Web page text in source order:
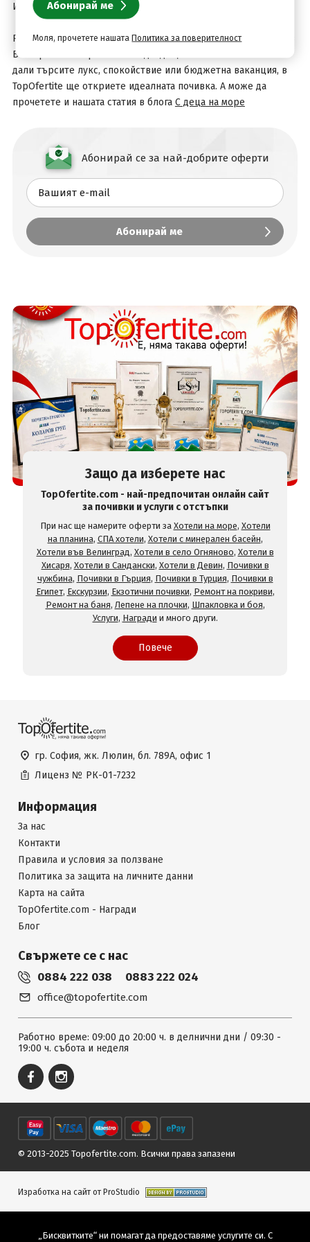
Изберете своята морска почивка сега!
Разгледайте всички актуални оферти захотели на море
България и изберете най-подходящата за вас. Независимо
дали търсите лукс, спокойствие или бюджетна ваканция, в
TopOfertite ще откриете идеалната почивка. А може да
прочетете и нашата статия в блога С деца на море
Абонирай се за най-добрите оферти
Защо да изберете нас
TopOfertite.com - най-предпочитан онлайн сайт
за почивки и услуги с отстъпки
При нас ще намерите оферти за Хотели на море, Хотели
на планина, СПА хотели, Хотели с минерален басейн,
Хотели във Велинград, Хотели в село Огняново, Хотели в
Хисаря, Хотели в Сандански, Хотели в Девин, Почивки в
чужбина, Почивки в Гърция, Почивки в Турция, Почивки в
Египет, Екскурзии, Екзотични почивки, Ремонт на покриви,
Ремонт на баня, Лепене на плочки, Шпакловка и боя,
Услуги, Награди и много други.
Повече
гр. София, жк. Люлин, бл. 789А, офис 1
Лиценз № РК-01-7232
Информация
За нас
Контакти
Правила и условия за ползване
Политика за защита на личните данни
Карта на сайта
TopOfertite.com - Награди
Блог
Свържете се с нас
0884 222 038 0883 222 024
office@topofertite.com
Работно време: 09:00 до 20:00 ч. в делнични дни / 09:30 -
19:00 ч. събота и неделя
© 2013-2025 Topofertite.com. Всички права запазени
Изработка на сайт от ProStudio
Моля, прочетете нашатаПолитика за поверителност
„Бисквитките“ ни помагат да предоставяме услугите си. С